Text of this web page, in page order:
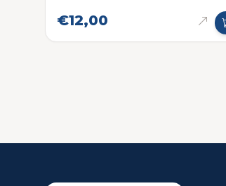
€12,00